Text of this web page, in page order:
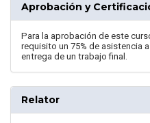
Aprobación y
Para la aprobación de este
requisito un 75% de asistencia
entrega de un trabajo final.
Relator